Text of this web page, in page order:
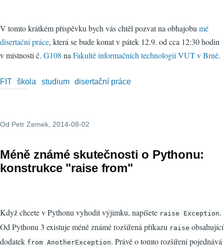
V tomto krátkém příspěvku bych vás chtěl pozvat na obhajobu mé
disertační práce, která se bude konat v pátek 12.9. od cca 12:30 hodin
v místnosti č. G108 na Fakultě informačních technologií VUT v Brně.
FIT škola studium disertační práce
Od Petr Zemek , 2014-08-02
Méně známé skutečnosti o Pythonu:
konstrukce "raise from"
Když chcete v Pythonu vyhodit výjimku, napíšete raise Exception.
Od Pythonu 3 existuje méně známé rozšířená příkazu raise obsahující
dodatek from AnotherException. Právě o tomto rozšíření pojednává